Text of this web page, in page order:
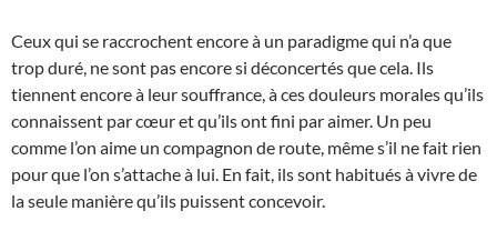
Ceux qui se raccrochent encore à un paradigme qui n’a que
trop duré, ne sont pas encore si déconcertés que cela. Ils
tiennent encore à leur souffrance, à ces douleurs morales qu’ils
connaissent par cœur et qu’ils ont fini par aimer. Un peu
comme l’on aime un compagnon de route, même s’il ne fait rien
pour que l’on s’attache à lui. En fait, ils sont habitués à vivre de
la seule manière qu’ils puissent concevoir.